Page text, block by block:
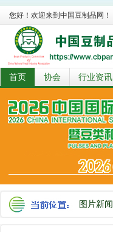
您好！欢迎来到中国豆制品网！
首页 协会 行业资讯
图片新闻